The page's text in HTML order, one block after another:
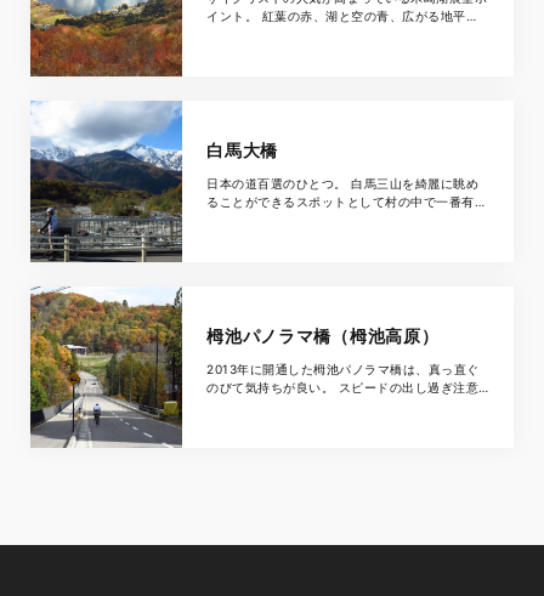
イント。 紅葉の赤、湖と空の青、広がる地平
白馬大橋
日本の道百選のひとつ。 白馬三山を綺麗に眺め
ることができるスポットとして村の中で一番有名
栂池パノラマ橋（栂池高原）
2013年に開通した栂池パノラマ橋は、真っ直ぐ
のびて気持ちが良い。 スピードの出し過ぎ注意